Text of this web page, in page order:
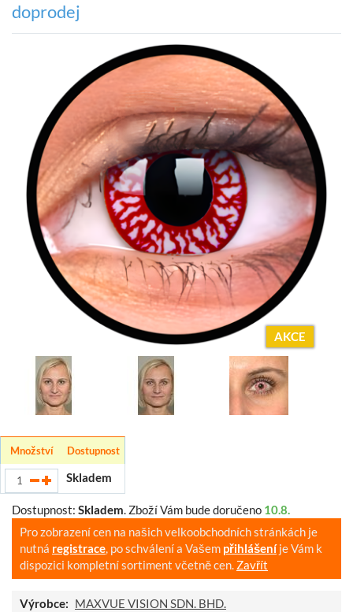
doprodej
AKCE
Množství Dostupnost
Skladem
Dostupnost: Skladem. Zboží Vám bude doručeno 10.8.
Pro zobrazení cen na našich velkoobchodních stránkách je
nutná registrace, po schválení a Vašem přihlášeníje Vám k
dispozici kompletní sortiment včetně cen. Zavřít
Výrobce: MAXVUE VISION SDN. BHD.